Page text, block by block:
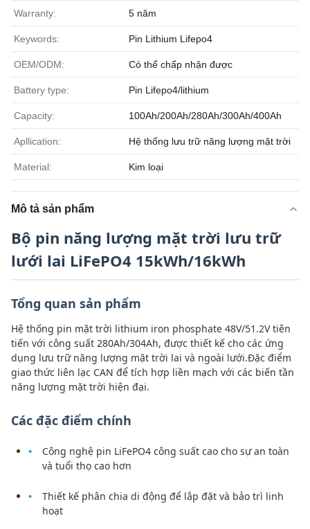
Warranty: 5 năm
Keywords: Pin Lithium Lifepo4
OEM/ODM: Có thể chấp nhận được
Battery type: Pin Lifepo4/lithium
Capacity: 100Ah/200Ah/280Ah/300Ah/400Ah
Apllication: Hệ thống lưu trữ năng lượng mặt trời
Material: Kim loại
Mô tả sản phẩm
Bộ pin năng lượng mặt trời lưu trữ
lưới lai LiFePO4 15kWh/16kWh
Tổng quan sản phẩm
Hệ thống pin mặt trời lithium iron phosphate 48V/51.2V tiên
tiến với công suất 280Ah/304Ah, được thiết kế cho các ứng
dụng lưu trữ năng lượng mặt trời lai và ngoài lưới.Đặc điểm
giao thức liên lạc CAN để tích hợp liền mạch với các biến tần
năng lượng mặt trời hiện đại.
Các đặc điểm chính
Công nghệ pin LiFePO4 công suất cao cho sự an toàn
và tuổi thọ cao hơn
Thiết kế phân chia di động để lắp đặt và bảo trì linh
hoạt